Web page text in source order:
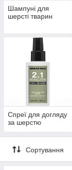
Шампуні для
шерсті тварин
Спреї для догляду
за шерстю
Сортування